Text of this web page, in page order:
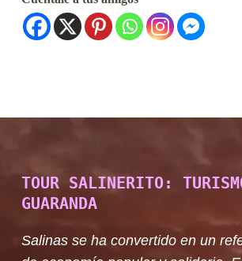
TOUR SALINERITO:
GUARANDA
Salinas se ha convertido en un